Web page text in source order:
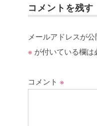
コメントを残す
メールアドレスが
※ が付いている欄は
コメント ※